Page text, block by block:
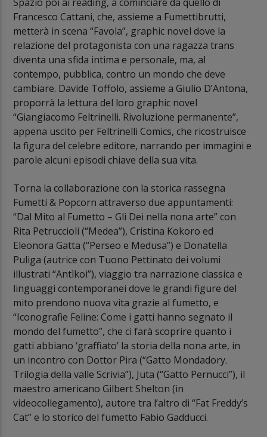
Francesco Cattani, che, assieme a Fumettibrutti,
metterà in scena “Favola”, graphic novel dove la
relazione del protagonista con una ragazza trans
diventa una sfida intima e personale, ma, al
contempo, pubblica, contro un mondo che deve
cambiare. Davide Toffolo, assieme a Giulio D’Antona,
proporrà la lettura del loro graphic novel
“Giangiacomo Feltrinelli. Rivoluzione permanente”,
appena uscito per Feltrinelli Comics, che ricostruisce
la figura del celebre editore, narrando per immagini e
parole alcuni episodi chiave della sua vita.
Torna la collaborazione con la storica rassegna
Fumetti & Popcorn attraverso due appuntamenti:
“Dal Mito al Fumetto – Gli Dei nella nona arte” con
Rita Petruccioli (“Medea”), Cristina Kokoro ed
Eleonora Gatta (“Perseo e Medusa”) e Donatella
Puliga (autrice con Tuono Pettinato dei volumi
illustrati “Antìkoi”), viaggio tra narrazione classica e
linguaggi contemporanei dove le grandi figure del
mito prendono nuova vita grazie al fumetto, e
“Iconografie Feline: Come i gatti hanno segnato il
mondo del fumetto”, che ci farà scoprire quanto i
gatti abbiano ‘graffiato’ la storia della nona arte, in
un incontro con Dottor Pira (“Gatto Mondadory.
Trilogia della valle Scrivia”), Juta (“Gatto Pernucci”), il
maestro americano Gilbert Shelton (in
videocollegamento), autore tra l’altro di “Fat Freddy’s
Cat” e lo storico del fumetto Fabio Gadducci.